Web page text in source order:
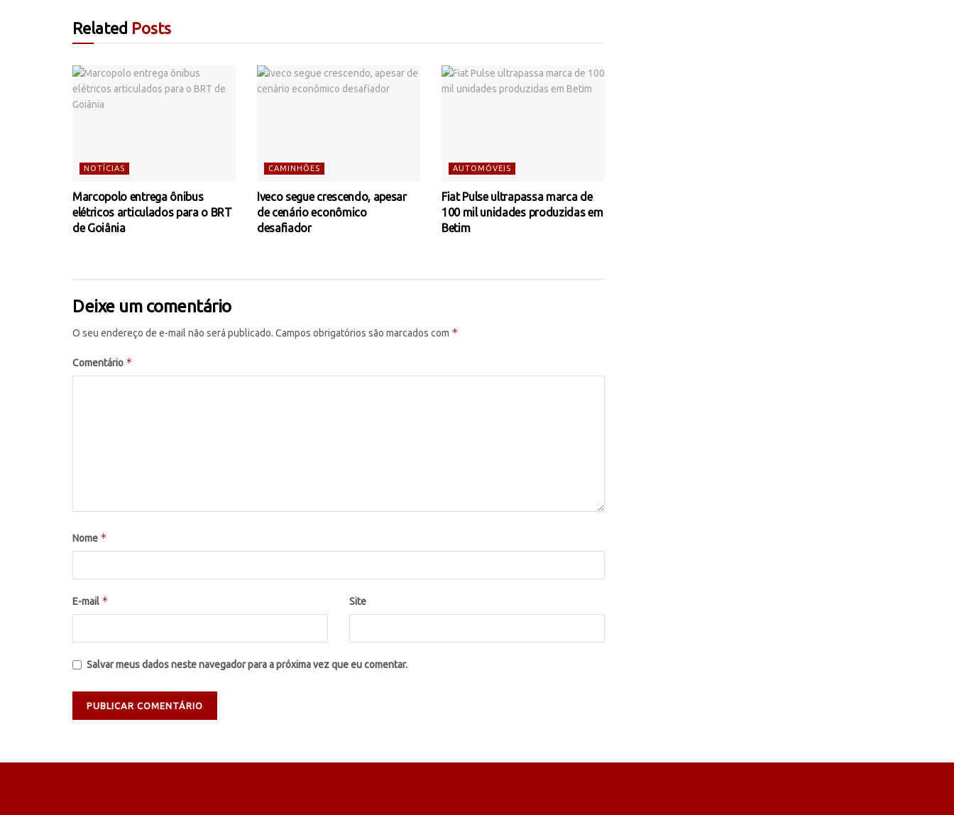
Related Posts
NOTÍCIAS
Marcopolo entrega ônibus
elétricos articulados para o BRT
de Goiânia
CAMINHÕES
Iveco segue crescendo, apesar
de cenário econômico
desafiador
AUTOMÓVEIS
Fiat Pulse ultrapassa marca de
100 mil unidades produzidas em
Betim
Deixe um comentário
O seu endereço de e-mail não será publicado. Campos obrigatórios são marcados com *
Comentário *
Nome *
E-mail * Site
Salvar meus dados neste navegador para a próxima vez que eu comentar.